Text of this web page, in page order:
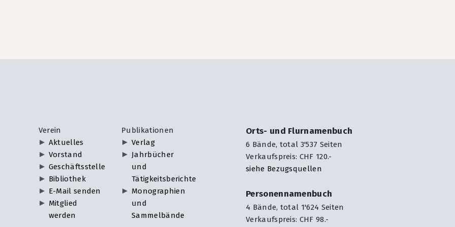
Verein
Aktuelles
Vorstand
Geschäftsstelle
Bibliothek
E-Mail senden
Mitglied
werden
Publikationen
Verlag
Jahrbücher
und
Tätigkeitsberichte
Monographien
und
Sammelbände
Orts- und Flurnamenbuch
6 Bände, total 3'537 Seiten
Verkaufspreis: CHF 120.-
siehe Bezugsquellen
Personennamenbuch
4 Bände, total 1'624 Seiten
Verkaufspreis: CHF 98.-